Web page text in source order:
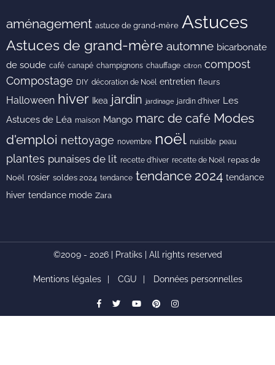
aménagement astuce de grand-mère Astuces
Astuces de grand-mère automne bicarbonate
de soude café canapé champignons chauffage citron compost
Compostage DIY décoration de Noël entretien fleurs
Halloween hiver Ikea jardin jardinage jardin d'hiver Les
Astuces de Léa maison Mango marc de café Modes
d'emploi nettoyage novembre noël nuisible peau
plantes punaises de lit recette d'hiver recette de Noël repas de
Noël
rosier soldes 2024 tendance tendance 2024 tendance
hiver tendance mode Zara
©2009 - 2026 | Pratiks | All rights reserved
Mentions légales CGU Données personnelles
facebook
Twitteryoutubepinterestinstagram